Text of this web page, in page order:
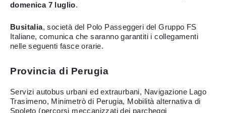
domenica 7 luglio.
Busitalia, società del Polo Passeggeri del Gruppo FS
Italiane, comunica che saranno garantiti i collegamenti
nelle seguenti fasce orarie.
Provincia di Perugia
Servizi autobus urbani ed extraurbani, Navigazione Lago
Trasimeno, Minimetrò di Perugia, Mobilità alternativa di
Spoleto (percorsi meccanizzati dei parcheggi